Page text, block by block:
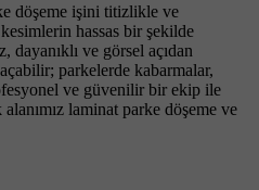
döşeme işini titizlikle ve
hassas bir şekilde
ve görsel açıdan
parkelerde kabarmalar,
ve güvenilir bir ekip ile
laminat parke döşeme ve